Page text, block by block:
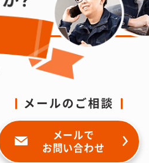
メールのご相談
メールで
お問い合わせ